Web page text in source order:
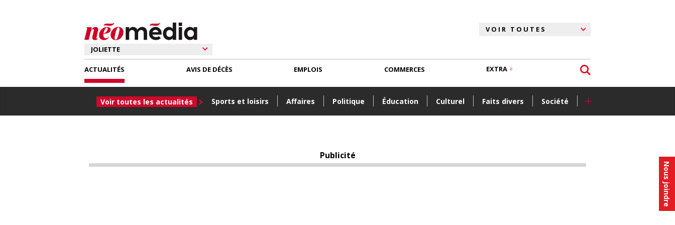
Nous joindre
ACTUALITÉS
Voir toutes les actualités Sports et loisirs Affaires Politique Éducation Culturel Faits divers Société +
AVIS DE DÉCÈS EMPLOIS COMMERCES EXTRA
Publicité